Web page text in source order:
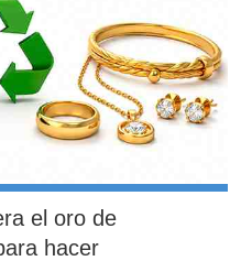
el oro de
hacer